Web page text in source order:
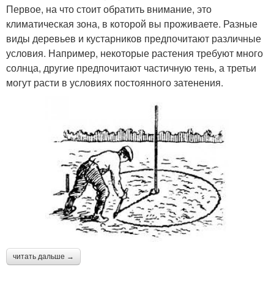
Первое, на что стоит обратить внимание, это
климатическая зона, в которой вы проживаете. Разные
виды деревьев и кустарников предпочитают различные
условия. Например, некоторые растения требуют много
солнца, другие предпочитают частичную тень, а третьи
могут расти в условиях постоянного затенения.
читать дальше →